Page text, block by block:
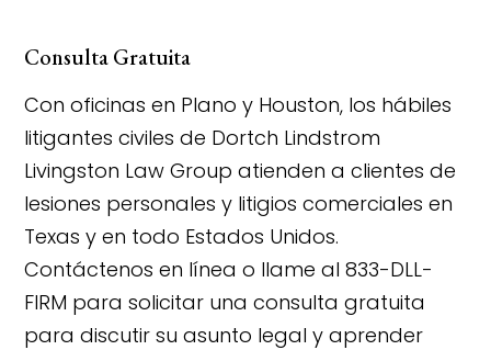
Consulta Gratuita
Con oficinas en Plano y Houston, los hábiles
litigantes civiles de Dortch Lindstrom
Livingston Law Group atienden a clientes de
lesiones personales y litigios comerciales en
Texas y en todo Estados Unidos.
Contáctenos en línea o llame al 833-DLL-
FIRM para solicitar una consulta gratuita
para discutir su asunto legal y aprender